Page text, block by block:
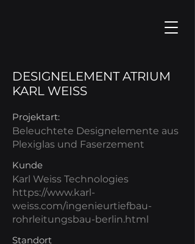
DESIGNELEMENT ATRIUM
KARL WEISS
Projektart:
Beleuchtete Designelemente aus
Plexiglas und Faserzement
Kunde
Karl Weiss Technologies
https://www.karl-
weiss.com/ingenieurtiefbau-
rohrleitungsbau-berlin.html
Standort